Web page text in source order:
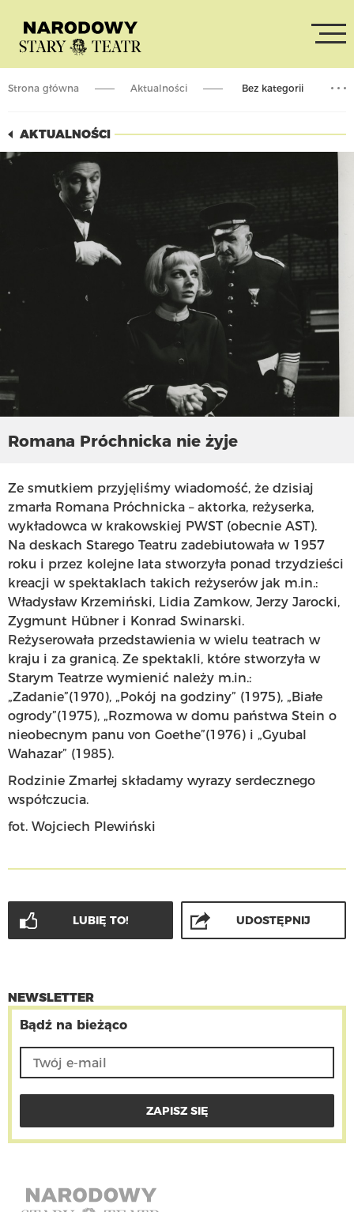
Strona główna Bez kategorii
Aktualności
AKTUALNOŚCI
Romana Próchnicka nie żyje
Ze smutkiem przyjęliśmy wiadomość, że dzisiaj
zmarła Romana Próchnicka – aktorka, reżyserka,
wykładowca w krakowskiej PWST (obecnie AST).
Na deskach Starego Teatru zadebiutowała w 1957
roku i przez kolejne lata stworzyła ponad trzydzieści
kreacji w spektaklach takich reżyserów jak m.in.:
Władysław Krzemiński, Lidia Zamkow, Jerzy Jarocki,
Zygmunt Hübner i Konrad Swinarski.
Reżyserowała przedstawienia w wielu teatrach w
kraju i za granicą. Ze spektakli, które stworzyła w
Starym Teatrze wymienić należy m.in.:
„Zadanie”(1970), „Pokój na godziny” (1975), „Białe
ogrody”(1975), „Rozmowa w domu państwa Stein o
nieobecnym panu von Goethe”(1976) i „Gyubal
Wahazar” (1985).
Rodzinie Zmarłej składamy wyrazy serdecznego
współczucia.
fot. Wojciech Plewiński
LUBIĘ TO! UDOSTĘPNIJ
NEWSLETTER
Bądź na bieżąco